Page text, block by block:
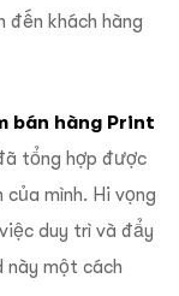
đến khách hàng
bán hàng Print
tổng hợp được
mình. Hi vọng
duy trì và đẩy
này một cách